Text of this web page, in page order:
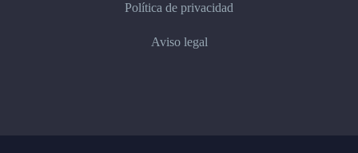
Política de privacidad
Aviso legal